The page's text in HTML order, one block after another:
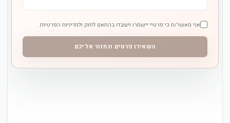
אני מאשר/ת כי פרטיי יישמרו ויעובדו בהתאם לחוק ולמדיניות הפרטיות.
השאירו פרטים ונחזור אליכם